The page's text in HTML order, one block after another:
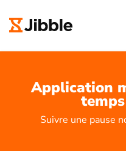
Application
Suivre une pause